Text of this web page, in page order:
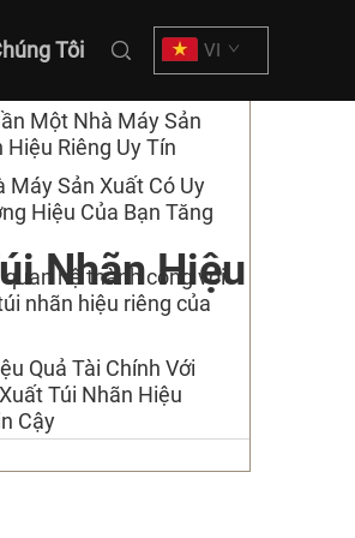
Tôi VI
Nhãn Hiệu
Một Nhà Máy Sản
Riêng Uy Tín
Máy Sản Xuất Có Uy
Hiệu Của Bạn Tăng
hệ thành công với
nhãn hiệu riêng của
Quả Tài Chính Với
Túi Nhãn Hiệu
Cậy